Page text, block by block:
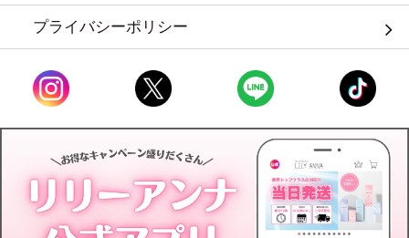
プライバシーポリシー